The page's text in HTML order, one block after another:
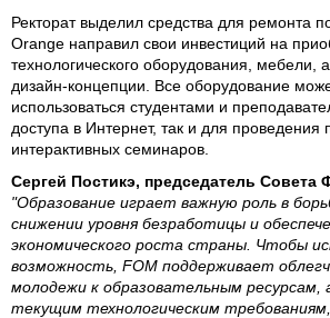
Ректорат выделил средства для ремонта
Orange направил свои инвестиций на
технологического оборудования, мебели,
дизайн-концепции. Все оборудование
использоваться студентами и
доступа в Интернет, так и для проведения
интерактивных семинаров.
Сергей Постикэ, председатель Совета
"Образование играет важную роль в
снижении уровня безработицы и
экономического роста страны. Чтобы
возможность, FOM поддерживает
молодежи к образовательным ресурсам,
текущим технологическим